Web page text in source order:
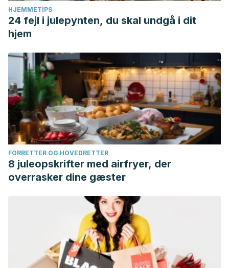
HJEMMETIPS
24 fejl i julepynten, du skal undgå i dit
hjem
FORRETTER OG HOVEDRETTER
8 juleopskrifter med airfryer, der
overrasker dine gæster